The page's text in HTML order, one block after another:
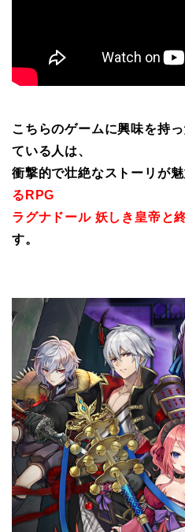
こちらのゲームに興味を持
ている人は、
衝撃的で壮絶なストーリが
るRPG
ラグナドール 妖しき皇帝と
す。